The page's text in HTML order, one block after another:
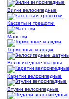
Вилки велосипедные
Кассеты и трещотки
Манетки
Тормозные колодки
Велосипедные шатуны
Каретки велосипедные
Втулки велосипедные